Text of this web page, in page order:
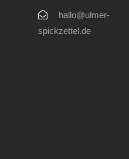
hallo@ulmer-
spickzettel.de